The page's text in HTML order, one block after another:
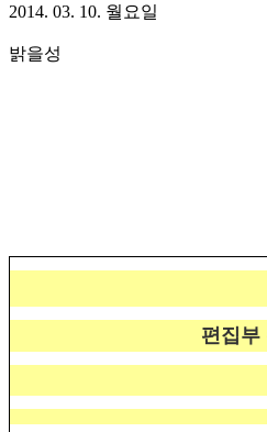
2014. 03. 10. 월요일
밝을성
편집부